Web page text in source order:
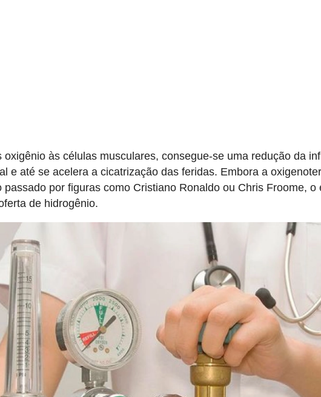
oxigênio às células musculares, consegue-se uma redução da
e até se acelera a cicatrização das feridas. Embora a
passado por figuras como Cristiano Ronaldo ou Chris Froome, o
de hidrogênio.